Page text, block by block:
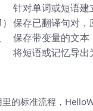
针对单词或短语
保存已翻译句对
保存带变量的文
将短语或记忆导出
的标准流程，